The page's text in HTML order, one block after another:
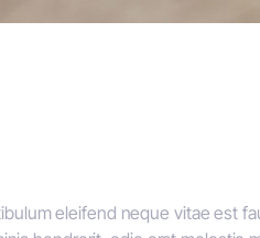
eleifend neque vitae est